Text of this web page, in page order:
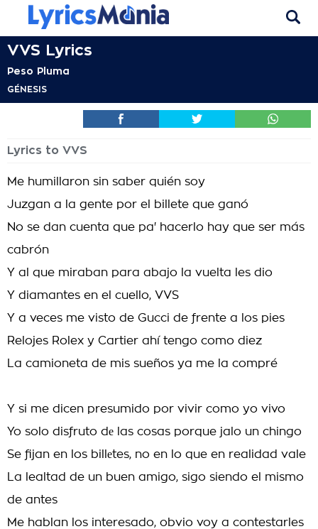
VVS Lyrics
Peso Pluma
GÉNESIS
Lyrics to VVS
Me humillaron sin saber quién soy
Juzgan a la gente por el billete que ganó
No se dan cuenta que pa' hacerlo hay que ser más
cabrón
Y al que miraban para abajo la vuelta les dio
Y diamantes en el cuello, VVS
Y a veces me visto de Gucci de frente a los pies
Relojes Rolex y Cartier ahí tengo como diez
La camioneta de mis sueños ya me la compré
Y si me dicen presumido por vivir como yo vivo
Yo solo disfruto dе las cosas porque jalo un chingo
Se fijan en los billеtes, no en lo que en realidad vale
La lealtad de un buen amigo, sigo siendo el mismo
de antes
Me hablan los interesado, obvio voy a contestarles